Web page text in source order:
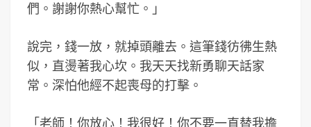
們。謝謝你熱心幫忙。」
說完，錢一放，就掉頭離去。這筆錢彷彿生熱
似，直燙著我心坎。我天天找新勇聊天話家
常。深怕他經不起喪母的打擊。
「老師！你放心！我很好！你不要一直替我擔